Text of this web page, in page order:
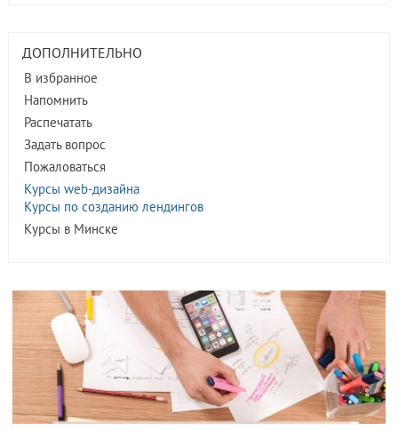
ДОПОЛНИТЕЛЬНО
В избранное
Напомнить
Распечатать
Задать вопрос
Пожаловаться
Курсы web-дизайна
Курсы по созданию лендингов
Курсы в Минске